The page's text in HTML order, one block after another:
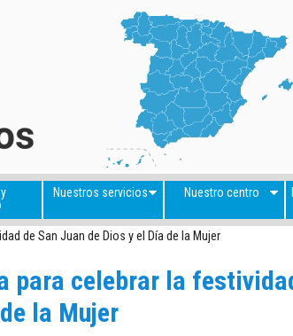
Nuestros servicios Nuestro centro
de San Juan de Dios y el Día de la Mujer
para celebrar la
la Mujer